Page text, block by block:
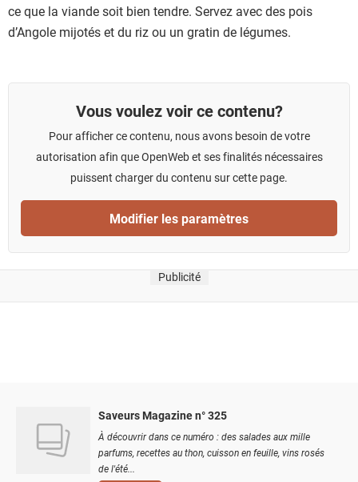
ce que la viande soit bien tendre. Servez avec des pois
d’Angole mijotés et du riz ou un gratin de légumes.
Vous voulez voir ce contenu?
Pour afficher ce contenu, nous avons besoin de votre
autorisation afin que OpenWeb et ses finalités nécessaires
puissent charger du contenu sur cette page.
Modifier les paramètres
Publicité
Saveurs Magazine n° 325
À découvrir dans ce numéro : des salades aux mille
parfums, recettes au thon, cuisson en feuille, vins rosés
de l'été...